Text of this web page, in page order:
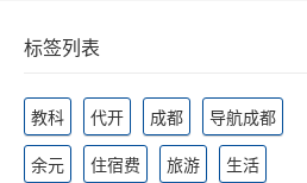
标签列表
教科 代开 成都 导航成都
余元 住宿费 旅游 生活